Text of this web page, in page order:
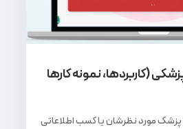
(کاربردها، نمونه کارها
پزشک مورد نظرشان یا کسب اطلاعاتی